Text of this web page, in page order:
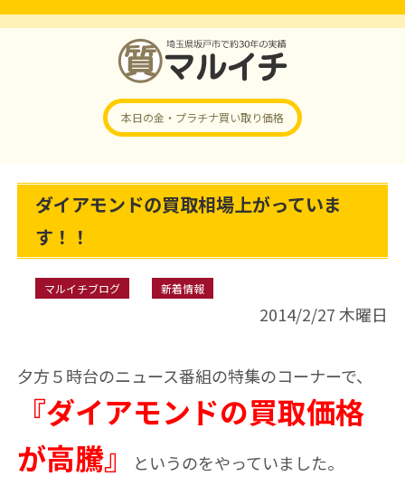
本日の金・プラチナ買い取り価格
ダイアモンドの買取相場上がっていま
す！！
マルイチブログ 新着情報
2014/2/27 木曜日
夕方５時台のニュース番組の特集のコーナーで、
『ダイアモンドの買取価格
が高騰』
というのをやっていました。